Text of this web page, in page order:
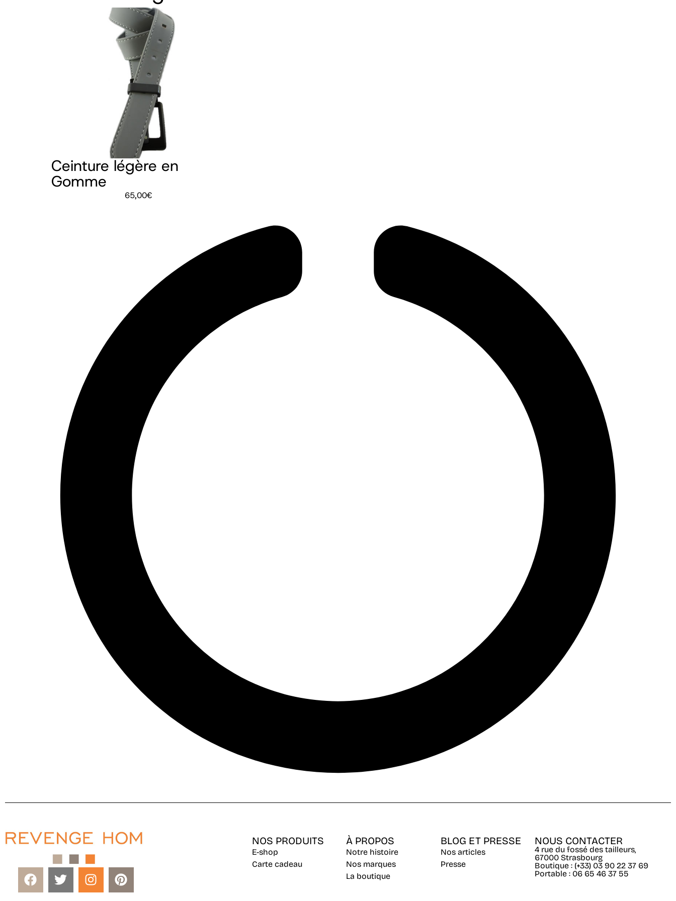
Ceinture légère en
Gomme
65,00€
NOS PRODUITS
E-shop
Carte cadeau
À PROPOS
Notre histoire
Nos marques
La boutique
BLOG ET PRESSE
Nos articles
Presse
NOUS CONTACTER
4 rue du fossé des tailleurs,
67000 Strasbourg
Boutique : (+33) 03 90 22 37 69
Portable : 06 65 46 37 55